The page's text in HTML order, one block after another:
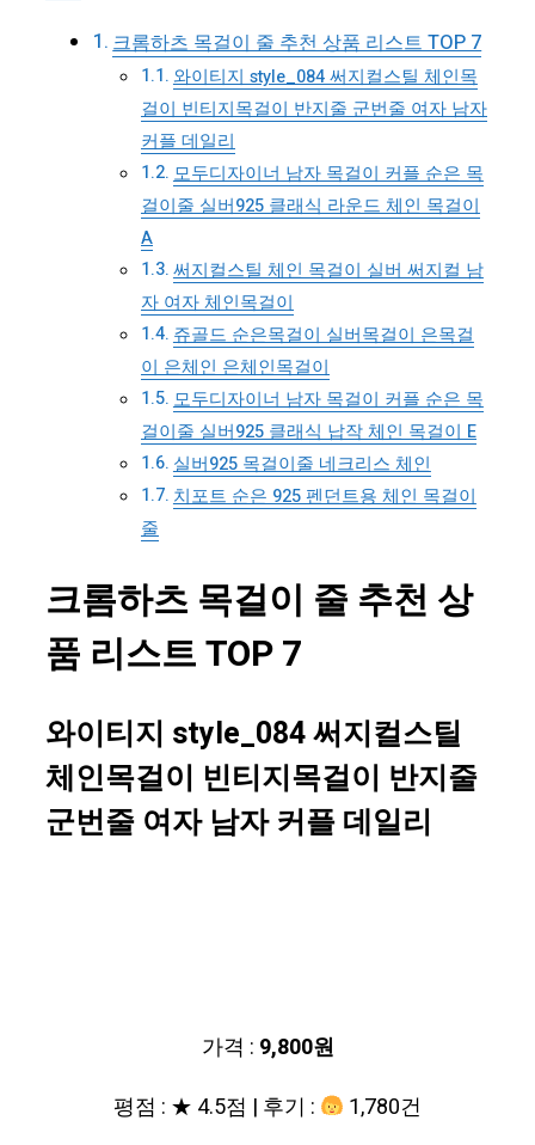
크롬하츠 목걸이 줄 추천 상품 리스트 TOP 7
와이티지 style_084 써지컬스틸 체인목
걸이 빈티지목걸이 반지줄 군번줄 여자 남자
커플 데일리
모두디자이너 남자 목걸이 커플 순은 목
걸이줄 실버925 클래식 라운드 체인 목걸이
A
써지컬스틸 체인 목걸이 실버 써지컬 남
자 여자 체인목걸이
쥬골드 순은목걸이 실버목걸이 은목걸
이 은체인 은체인목걸이
모두디자이너 남자 목걸이 커플 순은 목
걸이줄 실버925 클래식 납작 체인 목걸이 E
실버925 목걸이줄 네크리스 체인
치포트 순은 925 펜던트용 체인 목걸이
줄
크롬하츠 목걸이 줄 추천 상
품 리스트 TOP 7
와이티지 style_084 써지컬스틸
체인목걸이 빈티지목걸이 반지줄
군번줄 여자 남자 커플 데일리
가격 : 9,800원
평점 : ★ 4.5점 | 후기 :
1,780건